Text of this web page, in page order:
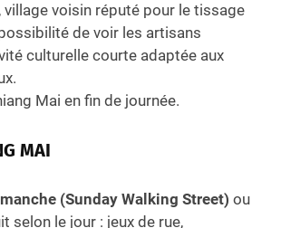
, village voisin réputé pour le tissage
de voir les artisans
culturelle courte adaptée aux
Mai en fin de journée.
MAI
(Sunday Walking Street) ou
selon le jour : jeux de rue,